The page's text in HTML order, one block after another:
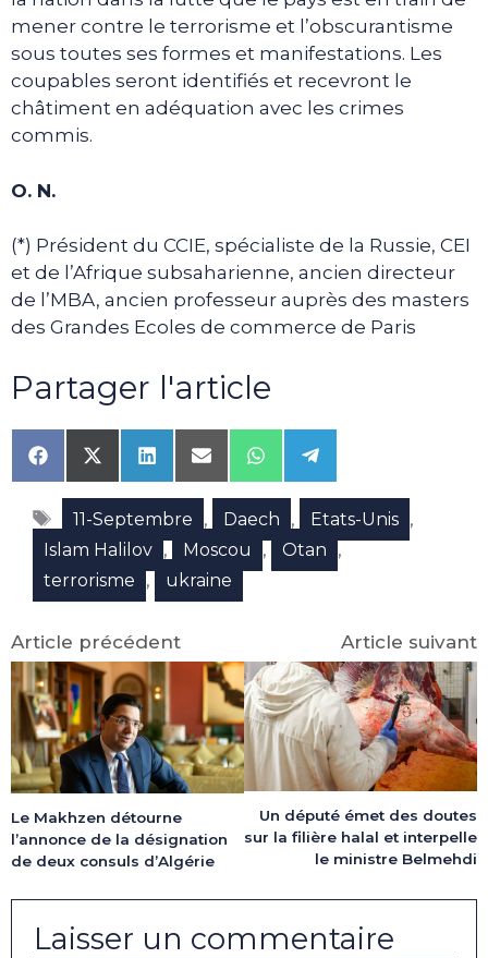
mener contre le terrorisme et l’obscurantisme
sous toutes ses formes et manifestations. Les
coupables seront identifiés et recevront le
châtiment en adéquation avec les crimes
commis.
O. N.
(*) Président du CCIE, spécialiste de la Russie, CEI
et de l’Afrique subsaharienne, ancien directeur
de l’MBA, ancien professeur auprès des masters
des Grandes Ecoles de commerce de Paris
Partager l'article
Share
on
Facebook
Share
on
X
(Twitter)
Share
on
LinkedIn
Share
on
Email
Share
on
WhatsApp
Share
on
Telegram
Étiquettes
11-Septembre , Daech , Etats-Unis ,
Islam Halilov , Moscou , Otan ,
terrorisme , ukraine
Article précédent
Le Makhzen détourne
l’annonce de la désignation
de deux consuls d’Algérie
Article suivant
Un député émet des doutes
sur la filière halal et interpelle
le ministre Belmehdi
Laisser un commentaire